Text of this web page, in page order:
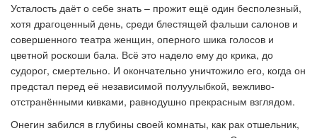
Усталость даёт о себе знать – прожит ещё один бесполезный,
хотя драгоценный день, среди блестящей фальши салонов и
совершенного театра женщин, оперного шика голосов и
цветной роскоши бала. Всё это надело ему до крика, до
судорог, смертельно. И окончательно уничтожило его, когда он
предстал перед её независимой полуулыбкой, вежливо-
отстранёнными кивками, равнодушно прекрасным взглядом.
Онегин забился в глубины своей комнаты, как рак отшельник,